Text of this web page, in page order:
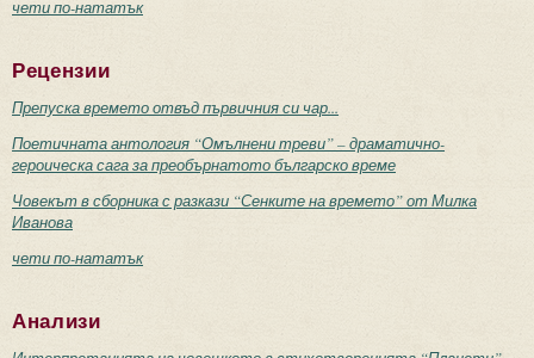
чети по-нататък
Рецензии
Препуска времето отвъд първичния си чар...
Поетичната антология “Омълнени треви” – драматично-
героическа сага за преобърнатото българско време
Човекът в сборника с разкази “Сенките на времето” от Милка
Иванова
чети по-нататък
Анализи